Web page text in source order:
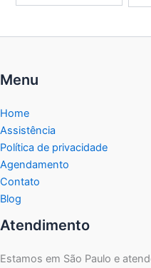
Menu
Home
Assistência
Política de privacidade
Agendamento
Contato
Blog
Atendimento
Estamos em São Paulo e